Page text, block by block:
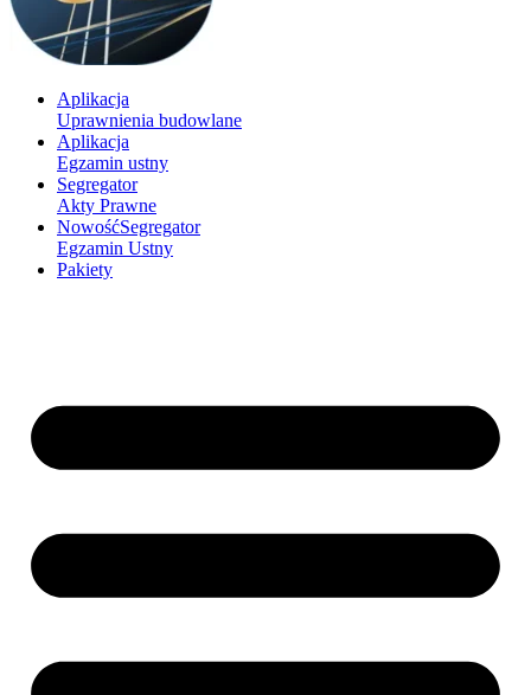
Aplikacja
Uprawnienia budowlane
Aplikacja
Egzamin ustny
Segregator
Akty Prawne
NowośćSegregator
Egzamin Ustny
Pakiety